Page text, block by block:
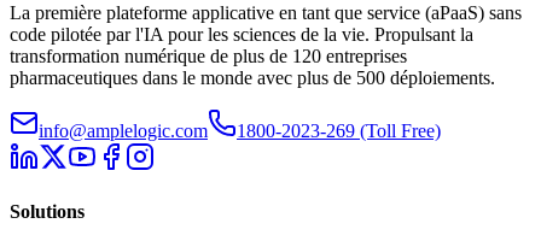
La première plateforme applicative en tant que service (aPaaS) sans
code pilotée par l'IA pour les sciences de la vie. Propulsant la
transformation numérique de plus de 120 entreprises
pharmaceutiques dans le monde avec plus de 500 déploiements.
info@amplelogic.com 1800-2023-269 (Toll Free)
Solutions